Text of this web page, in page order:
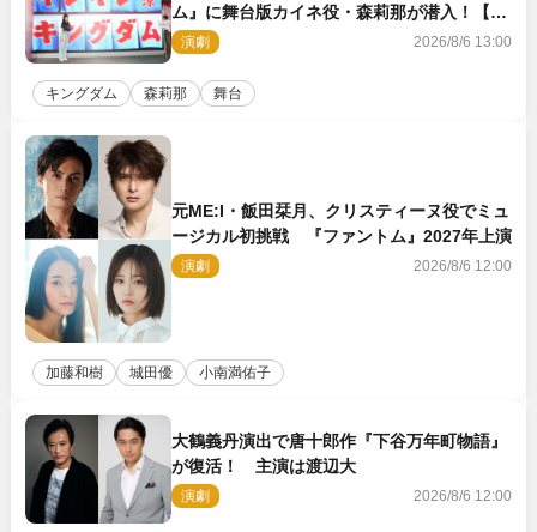
ム』に舞台版カイネ役・森莉那が潜入！【密
着レポート】
演劇 2026/8/6 13:00
キングダム 森莉那 舞台
元ME:I・飯田栞月、クリスティーヌ役でミュ
ージカル初挑戦 『ファントム』2027年上演
演劇 2026/8/6 12:00
加藤和樹 城田優 小南満佑子
大鶴義丹演出で唐十郎作『下谷万年町物語』
が復活！ 主演は渡辺大
演劇 2026/8/6 12:00